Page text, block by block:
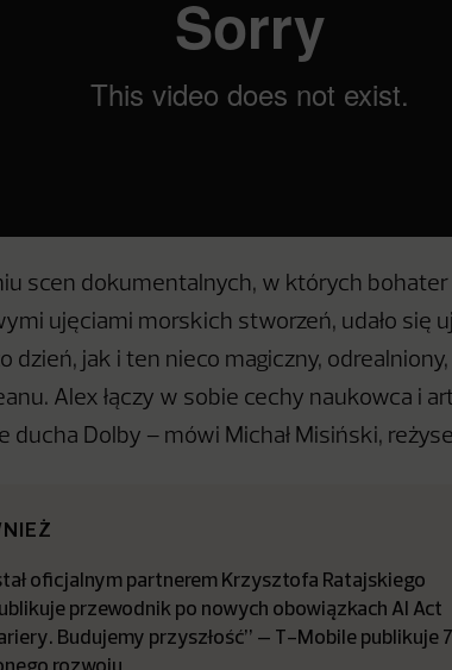
scen dokumentalnych, w których
ujęciami morskich stworzeń, udało się
dzień, jak i ten nieco magiczny,
Alex łączy w sobie cechy naukowca i
ducha Dolby – mówi Michał Misiński,
oficjalnym partnerem Krzysztofa Ratajskiego
przewodnik po nowych obowiązkach AI Act
Budujemy przyszłość” – T-Mobile publikuje
rozwoju